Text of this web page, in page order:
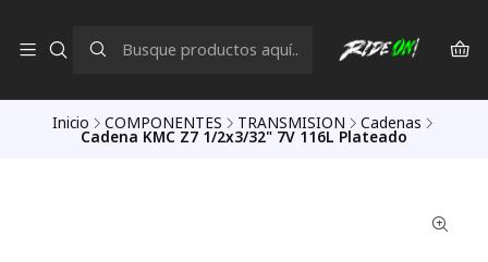
Inicio COMPONENTES TRANSMISION Cadenas
Cadena KMC Z7 1/2x3/32" 7V 116L Plateado